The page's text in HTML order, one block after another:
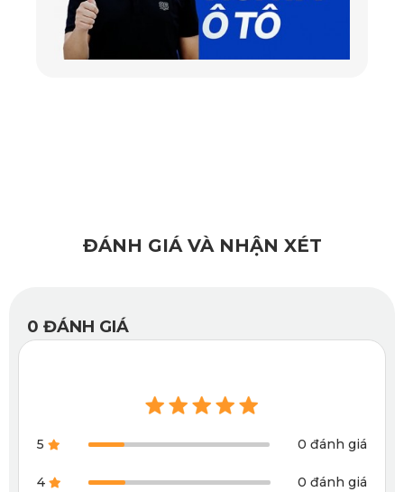
may đo kỹ càng, lấy số liệu và đặc điểm của sàn xe để sản
xuất theo xe.
thảm lót sàn sẽ không gây bất cứ ảnh hưởng nào tới thành
ĐÁNH GIÁ VÀ NHẬN XÉT
0 ĐÁNH GIÁ
5 0 đánh giá
4 0 đánh giá